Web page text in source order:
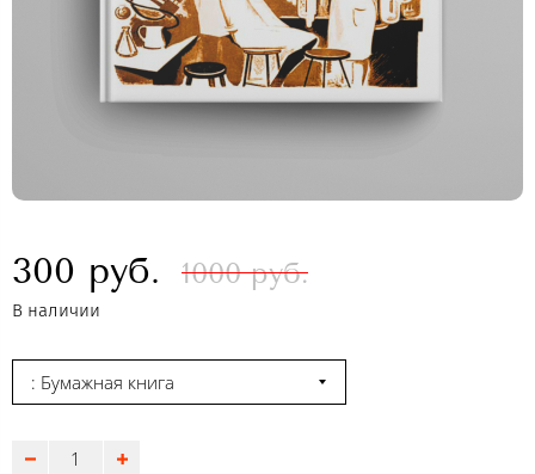
300 руб. 1000 руб.
В наличии
: Бумажная книга